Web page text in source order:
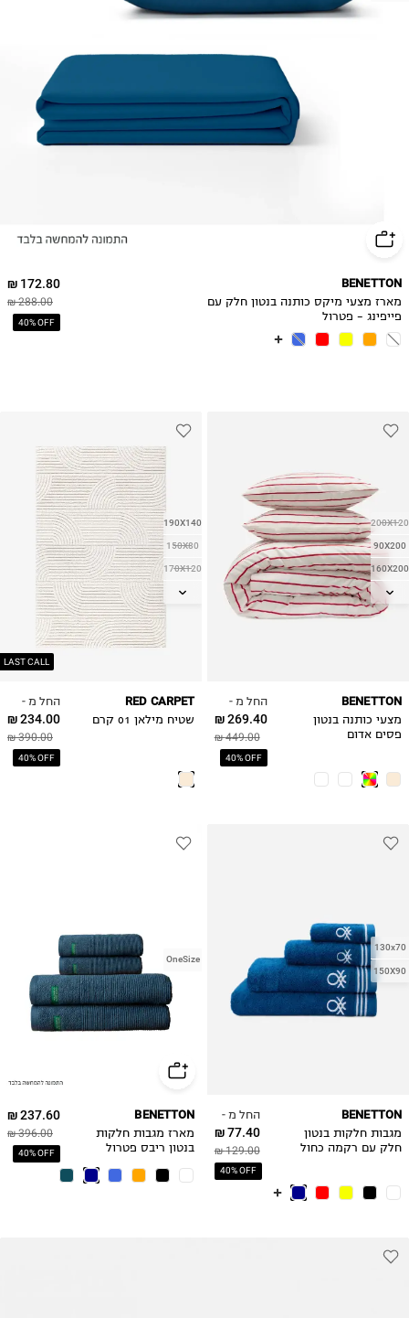
172.80 ₪
288.00 ₪
40% OFF
BENETTON
מארז מצעי מיקס כותנה בנטון חלק עם
פייפינג - פטרול
200X120
90X200
160X200
200X140
180X200
החל מ -
269.40 ₪
449.00 ₪
40% OFF
BENETTON
מצעי כותנה בנטון
פסים אדום
LAST CALL
190X140
150X80
170X120
160X230
200X290
340X240
החל מ -
234.00 ₪
390.00 ₪
40% OFF
RED CARPET
שטיח מילאן 01 קרם
130x70
150X90
החל מ -
77.40 ₪
129.00 ₪
40% OFF
BENETTON
מגבות חלקות בנטון
חלק עם רקמה כחול
OneSize
237.60 ₪
396.00 ₪
40% OFF
BENETTON
מארז מגבות חלקות
בנטון ריבס פטרול